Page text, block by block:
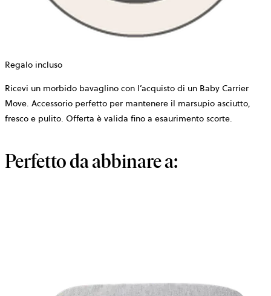
Regalo incluso
Ricevi un morbido bavaglino con l’acquisto di un Baby Carrier
Move. Accessorio perfetto per mantenere il marsupio asciutto,
fresco e pulito. Offerta è valida fino a esaurimento scorte.
Perfetto da abbinare a: